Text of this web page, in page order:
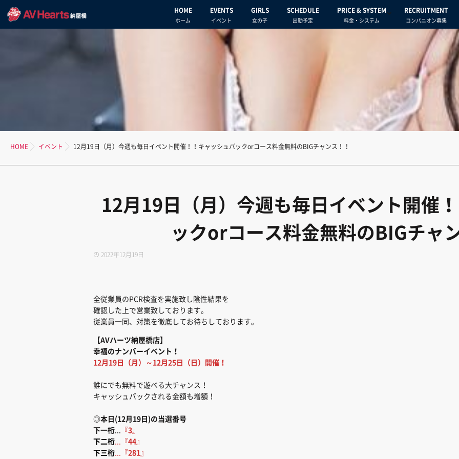
HOME
ホーム
EVENTS
イベント
GIRLS
女の子
SCHEDULE
出勤予定
PRICE & SYSTEM
料金・システム
RECRUITMENT
コンパニオン募集
HOME イベント 12月19日（月）今週も毎日イベント開催！！キャッシュバックorコース料金無料のBIGチャンス！！
12月19日（月）今週も毎日イベント開催
ックorコース料金無料のBIGチャ
2022年12月19日
全従業員のPCR検査を実施致し陰性結果を
確認した上で営業致しております。
従業員一同、対策を徹底してお待ちしております。
【AVハーツ納屋橋店】
幸福のナンバーイベント！
12月19日（月）～12月25日（日）開催！
誰にでも無料で遊べる大チャンス！
キャッシュバックされる金額も増額！
◎本日(12月19日)の当選番号
下一桁
『3 』
下二桁 ...『44 』
下三桁 ...『281 』